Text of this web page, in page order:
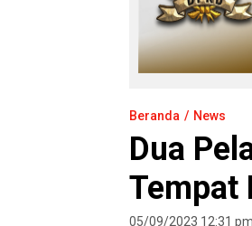
Beranda News
Dua
Tempat
05/09/2023 12:31 pm